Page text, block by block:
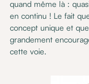
quand même là :
en continu ! Le fait
concept unique et
grandement
cette voie.